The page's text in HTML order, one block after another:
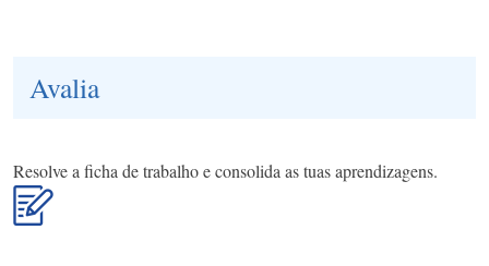
Avalia
Resolve a ficha de trabalho e consolida as tuas aprendizagens.